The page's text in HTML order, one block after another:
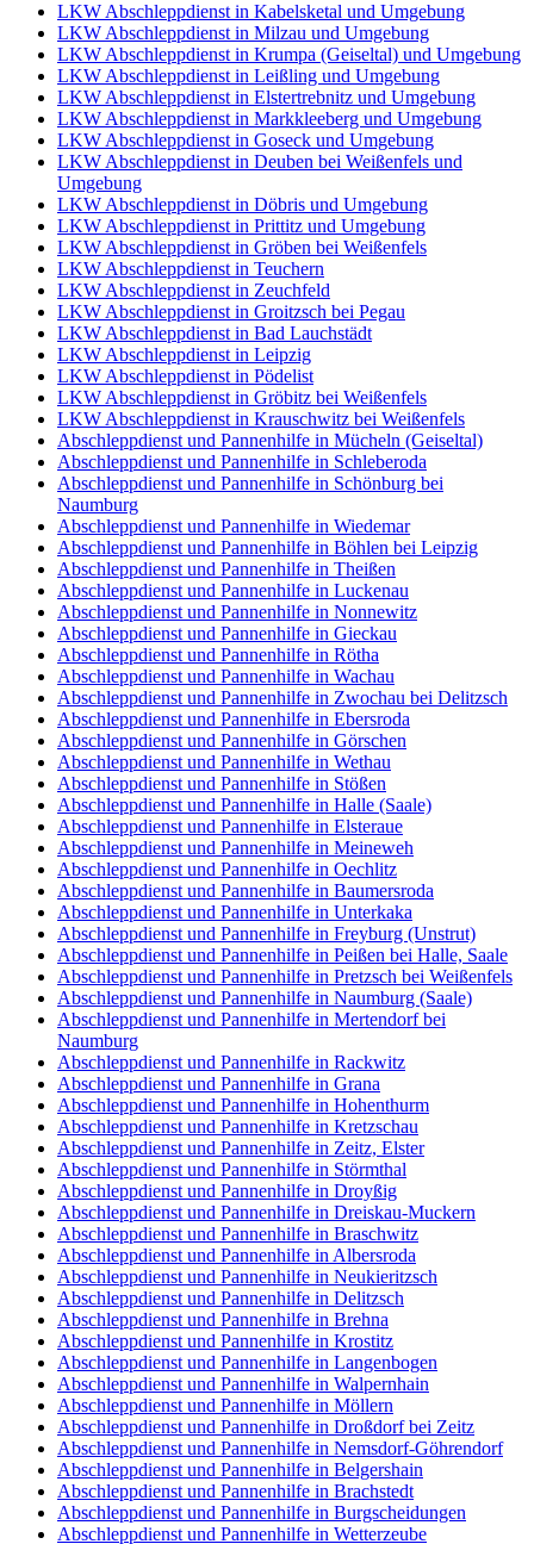
LKW Abschleppdienst in Kabelsketal und Umgebung
LKW Abschleppdienst in Milzau und Umgebung
LKW Abschleppdienst in Krumpa (Geiseltal) und Umgebung
LKW Abschleppdienst in Leißling und Umgebung
LKW Abschleppdienst in Elstertrebnitz und Umgebung
LKW Abschleppdienst in Markkleeberg und Umgebung
LKW Abschleppdienst in Goseck und Umgebung
LKW Abschleppdienst in Deuben bei Weißenfels und
Umgebung
LKW Abschleppdienst in Döbris und Umgebung
LKW Abschleppdienst in Prittitz und Umgebung
LKW Abschleppdienst in Gröben bei Weißenfels
LKW Abschleppdienst in Teuchern
LKW Abschleppdienst in Zeuchfeld
LKW Abschleppdienst in Groitzsch bei Pegau
LKW Abschleppdienst in Bad Lauchstädt
LKW Abschleppdienst in Leipzig
LKW Abschleppdienst in Pödelist
LKW Abschleppdienst in Gröbitz bei Weißenfels
LKW Abschleppdienst in Krauschwitz bei Weißenfels
Abschleppdienst und Pannenhilfe in Mücheln (Geiseltal)
Abschleppdienst und Pannenhilfe in Schleberoda
Abschleppdienst und Pannenhilfe in Schönburg bei
Naumburg
Abschleppdienst und Pannenhilfe in Wiedemar
Abschleppdienst und Pannenhilfe in Böhlen bei Leipzig
Abschleppdienst und Pannenhilfe in Theißen
Abschleppdienst und Pannenhilfe in Luckenau
Abschleppdienst und Pannenhilfe in Nonnewitz
Abschleppdienst und Pannenhilfe in Gieckau
Abschleppdienst und Pannenhilfe in Rötha
Abschleppdienst und Pannenhilfe in Wachau
Abschleppdienst und Pannenhilfe in Zwochau bei Delitzsch
Abschleppdienst und Pannenhilfe in Ebersroda
Abschleppdienst und Pannenhilfe in Görschen
Abschleppdienst und Pannenhilfe in Wethau
Abschleppdienst und Pannenhilfe in Stößen
Abschleppdienst und Pannenhilfe in Halle (Saale)
Abschleppdienst und Pannenhilfe in Elsteraue
Abschleppdienst und Pannenhilfe in Meineweh
Abschleppdienst und Pannenhilfe in Oechlitz
Abschleppdienst und Pannenhilfe in Baumersroda
Abschleppdienst und Pannenhilfe in Unterkaka
Abschleppdienst und Pannenhilfe in Freyburg (Unstrut)
Abschleppdienst und Pannenhilfe in Peißen bei Halle, Saale
Abschleppdienst und Pannenhilfe in Pretzsch bei Weißenfels
Abschleppdienst und Pannenhilfe in Naumburg (Saale)
Abschleppdienst und Pannenhilfe in Mertendorf bei
Naumburg
Abschleppdienst und Pannenhilfe in Rackwitz
Abschleppdienst und Pannenhilfe in Grana
Abschleppdienst und Pannenhilfe in Hohenthurm
Abschleppdienst und Pannenhilfe in Kretzschau
Abschleppdienst und Pannenhilfe in Zeitz, Elster
Abschleppdienst und Pannenhilfe in Störmthal
Abschleppdienst und Pannenhilfe in Droyßig
Abschleppdienst und Pannenhilfe in Dreiskau-Muckern
Abschleppdienst und Pannenhilfe in Braschwitz
Abschleppdienst und Pannenhilfe in Albersroda
Abschleppdienst und Pannenhilfe in Neukieritzsch
Abschleppdienst und Pannenhilfe in Delitzsch
Abschleppdienst und Pannenhilfe in Brehna
Abschleppdienst und Pannenhilfe in Krostitz
Abschleppdienst und Pannenhilfe in Langenbogen
Abschleppdienst und Pannenhilfe in Walpernhain
Abschleppdienst und Pannenhilfe in Möllern
Abschleppdienst und Pannenhilfe in Droßdorf bei Zeitz
Abschleppdienst und Pannenhilfe in Nemsdorf-Göhrendorf
Abschleppdienst und Pannenhilfe in Belgershain
Abschleppdienst und Pannenhilfe in Brachstedt
Abschleppdienst und Pannenhilfe in Burgscheidungen
Abschleppdienst und Pannenhilfe in Wetterzeube